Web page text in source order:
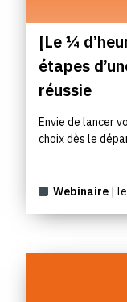
[Le ¼
étapes
réussie
Envie de lancer
choix dès le
Webinaire |